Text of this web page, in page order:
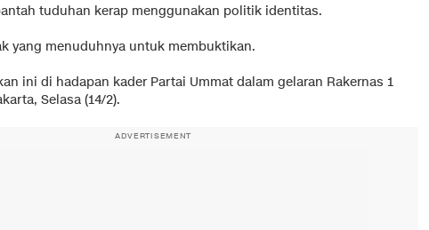
tuduhan kerap menggunakan politik identitas.
yang menuduhnya untuk membuktikan.
ini di hadapan kader Partai Ummat dalam gelaran Rakernas 1
Selasa (14/2).
ADVERTISEMENT